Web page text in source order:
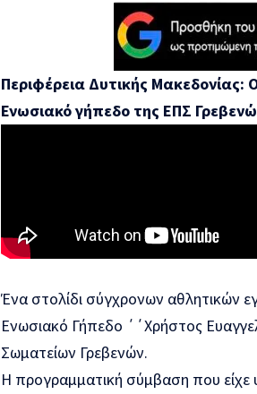
Περιφέρεια Δυτικής
Ενωσιακό γήπεδο της ΕΠΣ
Ένα στολίδι σύγχρονων αθλητικών
Ενωσιακό Γήπεδο ΄΄Χρήστος
Σωματείων Γρεβενών.
Η προγραμματική σύμβαση που